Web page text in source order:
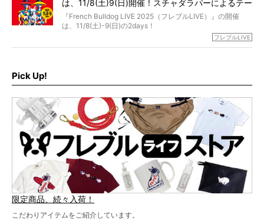
ェスには世代ど真ん中のPUFFYが出演するなど、例年以上
に豪華なラインナップ。
北は北海道、南は鹿児島県から。全国のフレンチブルドッ
グが一堂に会した「フレブルLIVE2024」の模様を、詳しく
は、11/8(土)9(日)開催！スチャダラパーによるテー
マソング制作も決定
『French Bulldog LIVE 2025（フレブルLIVE）』の開催
は、11/8(土)-9(日)の2days！
お得な前売りチケット、いよいよ販売スタートです！
ど、内容盛りだくさんでお送りしていますので、最後まで
お見逃しなく！
フレブルLIVE
Pick Up!
限定商品、続々入荷！
こだわりアイテムをご紹介しています。